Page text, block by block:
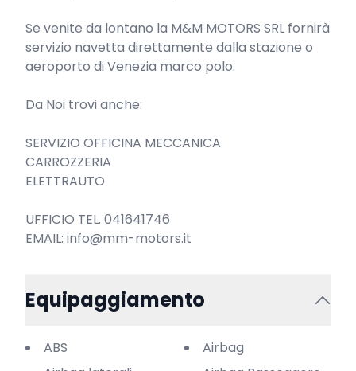
Se venite da lontano la M&M MOTORS SRL fornirà
servizio navetta direttamente dalla stazione o
aeroporto di Venezia marco polo.
Da Noi trovi anche:
SERVIZIO OFFICINA MECCANICA
CARROZZERIA
ELETTRAUTO
UFFICIO TEL. 041641746
EMAIL: info@mm-motors.it
Equipaggiamento
ABS
Airbag